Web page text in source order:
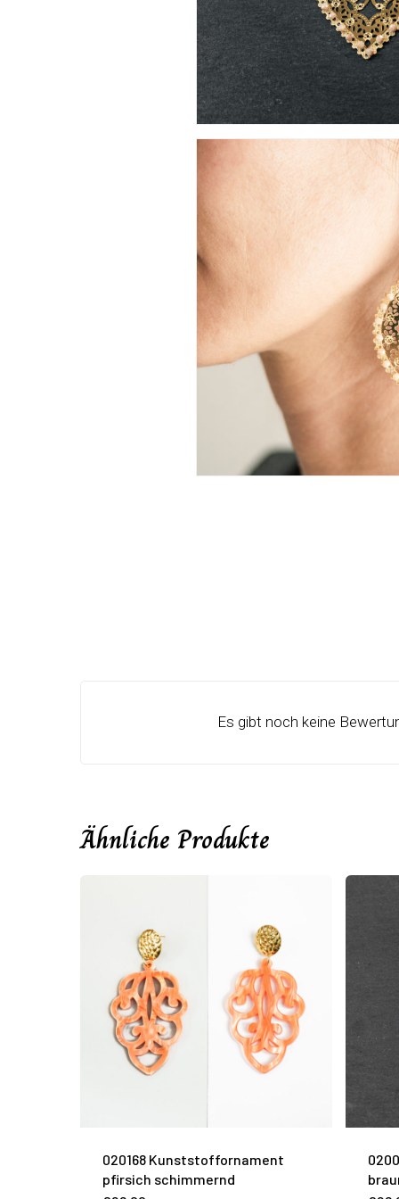
Es gibt noch keine
Ähnliche Produkte
020168 Kunststoffornament
pfirsich schimmernd